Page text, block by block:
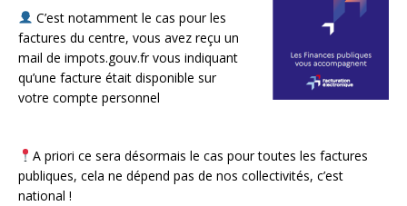
C’est notamment le cas pour les
factures du centre, vous avez reçu un
mail de impots.gouv.fr vous indiquant
qu’une facture était disponible sur
votre compte personnel
A priori ce sera désormais le cas pour toutes les factures
publiques, cela ne dépend pas de nos collectivités, c’est
national !